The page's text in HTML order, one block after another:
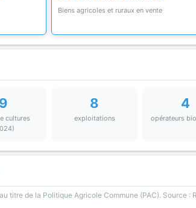
Biens agricoles et ruraux en vente
9
cultures
8
exploitations
4
opérateurs
titre de la Politique Agricole Commune (PAC). Source :